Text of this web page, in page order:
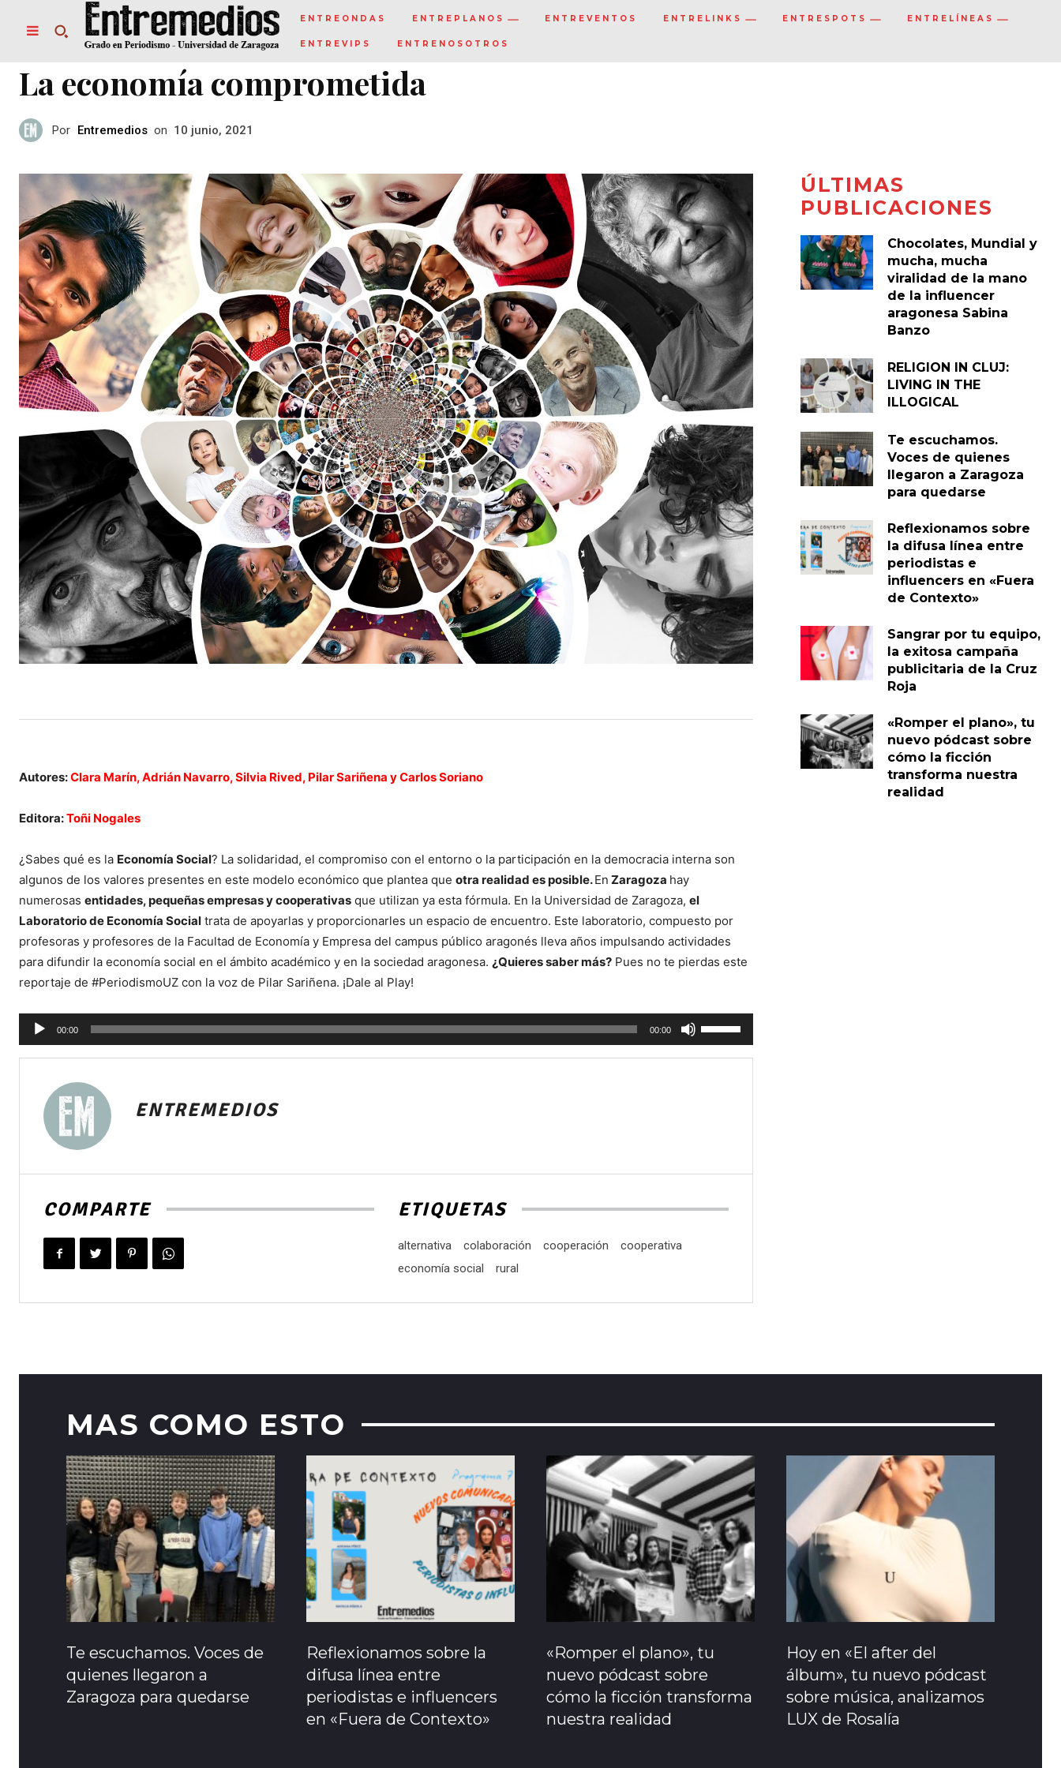
ENTREONDAS ENTREPLANOS ENTREVENTOS ENTRELINKS ENTRESPOTS ENTRELÍNEAS
ENTREVIPS ENTRENOSOTROS
La economía comprometida
Por Entremedios on 10 junio, 2021
Autores:Clara Marín, Adrián Navarro, Silvia Rived, Pilar Sariñena y Carlos Soriano
Editora:Toñi Nogales
¿Sabes qué es la Economía Social? La solidaridad, el compromiso con el entorno o la participación en la democracia interna son
algunos de los valores presentes en este modelo económico que plantea que otra realidad es posible.En Zaragoza hay
numerosas entidades, pequeñas empresas y cooperativas que utilizan ya esta fórmula. En la Universidad de Zaragoza, el
Laboratorio de Economía Social trata de apoyarlas y proporcionarles un espacio de encuentro. Este laboratorio, compuesto por
profesoras y profesores de la Facultad de Economía y Empresa del campus público aragonés lleva años impulsando actividades
para difundir la economía social en el ámbito académico y en la sociedad aragonesa. ¿Quieres saber más? Pues no te pierdas este
reportaje de #PeriodismoUZ con la voz de Pilar Sariñena. ¡Dale al Play!
Reproductor
de
audio
00:00 00:00
las
disminuir
ENTREMEDIOS
COMPARTE ETIQUETAS
alternativa colaboración cooperación
cooperativa
economía social
rural
ÚLTIMAS
PUBLICACIONES
Chocolates, Mundial y
mucha, mucha
viralidad de la mano
de la influencer
aragonesa Sabina
Banzo
RELIGION IN CLUJ:
LIVING IN THE
ILLOGICAL
Te escuchamos.
Voces de quienes
llegaron a Zaragoza
para quedarse
Reflexionamos sobre
la difusa línea entre
periodistas e
influencers en «Fuera
de Contexto»
Sangrar por tu equipo,
la exitosa campaña
publicitaria de la Cruz
Roja
«Romper el plano», tu
nuevo pódcast sobre
cómo la ficción
transforma nuestra
realidad
MAS COMO ESTO
Te escuchamos. Voces de
quienes llegaron a
Zaragoza para quedarse
Reflexionamos sobre la
difusa línea entre
periodistas e influencers
en «Fuera de Contexto»
«Romper el plano», tu
nuevo pódcast sobre
cómo la ficción transforma
nuestra realidad
Hoy en «El after del
álbum», tu nuevo pódcast
sobre música, analizamos
LUX de Rosalía